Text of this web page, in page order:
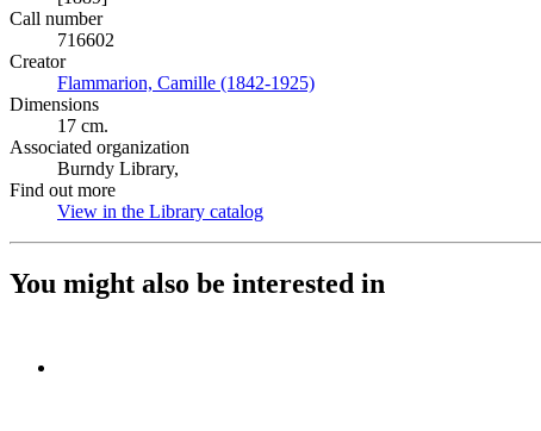
Call number
716602
Creator
Flammarion, Camille (1842-1925)
Dimensions
17 cm.
Associated organization
Burndy Library,
Find out more
View in the Library catalog
You might also be interested in